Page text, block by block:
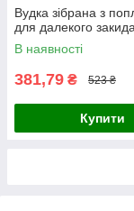
Вудка зібрана з
для далекого
В наявності
381,79 ₴ 523 ₴
Купити